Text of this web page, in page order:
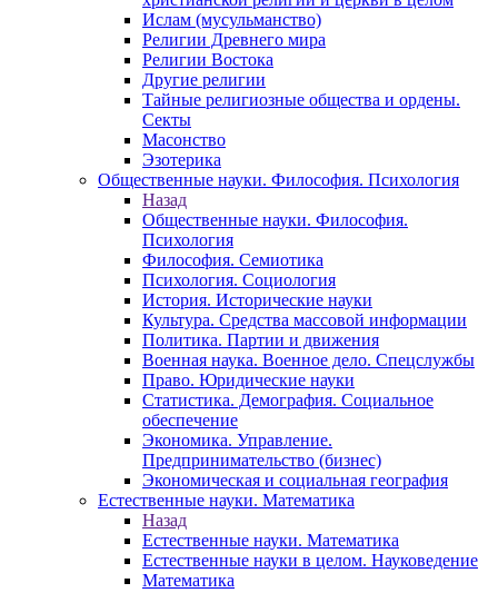
Ислам (мусульманство)
Религии Древнего мира
Религии Востока
Другие религии
Тайные религиозные общества и ордены.
Секты
Масонство
Эзотерика
Общественные науки. Философия. Психология
Назад
Общественные науки. Философия.
Психология
Философия. Семиотика
Психология. Социология
История. Исторические науки
Культура. Средства массовой информации
Политика. Партии и движения
Военная наука. Военное дело. Спецслужбы
Право. Юридические науки
Статистика. Демография. Социальное
обеспечение
Экономика. Управление.
Предпринимательство (бизнес)
Экономическая и социальная география
Естественные науки. Математика
Назад
Естественные науки. Математика
Естественные науки в целом. Науковедение
Математика